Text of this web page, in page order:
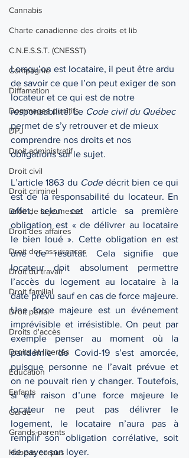
Cannabis
Charte canadienne des droits et lib
C.N.E.S.S.T. (CNESST)
Compagnie
Diffamation
Dommages punitifs
DPJ
Droit administratif
Droit civil
Droit criminel
Droit de la jeunesse
Droit des affaires
Droit des assurances
Droit du travail
Droit familial
Droit pénal
Droits d'accès
Droits et libertés
Éducation
Enfants
Garde
Grands-parents
Habeas corpus
Lorsqu’on est locataire, il peut être ardu
de savoir ce que l’on peut exiger de son
locateur et ce qui est de notre
responsabilité. Le Code civil du Québec
permet de s’y retrouver et de mieux
comprendre nos droits et nos
obligations sur le sujet.
L’article 1863 du Code décrit bien ce qui
est de la responsabilité du locateur. En
effet, selon cet article sa première
obligation est « de délivrer au locataire
le bien loué ». Cette obligation en est
une de résultat. Cela signifie que
locateur doit absolument permettre
l’accès du logement au locataire à la
date prévu sauf en cas de force majeure.
Une force majeure est un événement
imprévisible et irrésistible. On peut par
exemple penser au moment où la
pandémie de Covid-19 s’est amorcée,
puisque personne ne l’avait prévue et
on ne pouvait rien y changer. Toutefois,
si en raison d’une force majeure le
locateur ne peut pas délivrer le
logement, le locataire n’aura pas à
remplir son obligation corrélative, soit
de payer son loyer.